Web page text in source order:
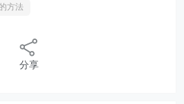
方法
分享